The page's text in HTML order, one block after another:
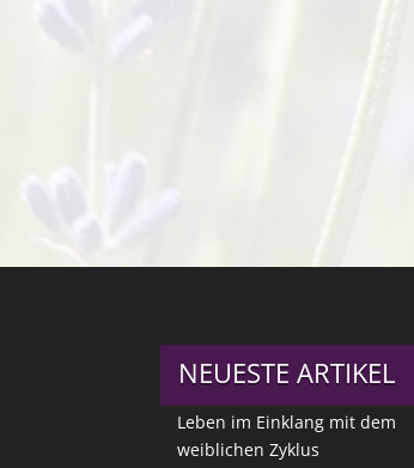
NEUESTE ARTIKEL
Leben im Einklang mit dem
weiblichen Zyklus